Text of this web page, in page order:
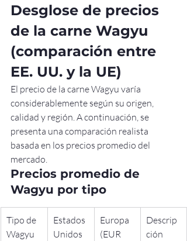
Desglose de precios
de la carne Wagyu
(comparación entre
EE. UU. y la UE)
El precio de la carne Wagyu varía
considerablemente según su origen,
calidad y región. A continuación, se
presenta una comparación realista
basada en los precios promedio del
mercado.
Precios promedio de
Wagyu por tipo
Tipo de
Wagyu
Estados
Unidos
Europa
(EUR
Descrip
ción